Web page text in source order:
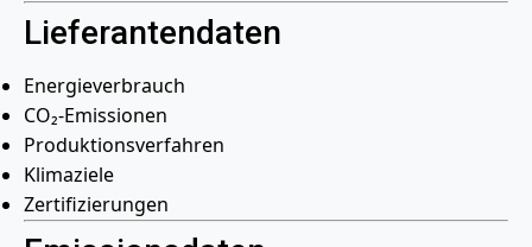
Lieferantendaten
Energieverbrauch
CO₂-Emissionen
Produktionsverfahren
Klimaziele
Zertifizierungen